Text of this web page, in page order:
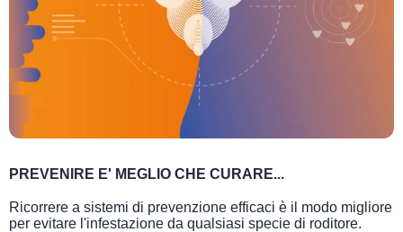
PREVENIRE E' MEGLIO CHE CURARE...
Ricorrere a sistemi di prevenzione efficaci è il modo migliore
per evitare l'infestazione da qualsiasi specie di roditore.